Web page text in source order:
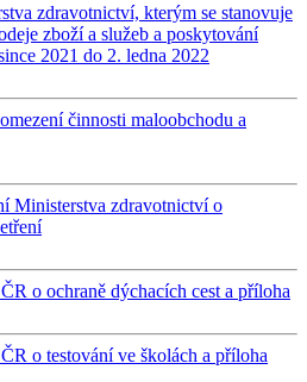
zdravotnictví, kterým se stanovuje
zboží a služeb a poskytování
2021 do 2. ledna 2022
činnosti maloobchodu a
Ministerstva zdravotnictví o
o ochraně dýchacích cest a příloha
o testování ve školách a příloha